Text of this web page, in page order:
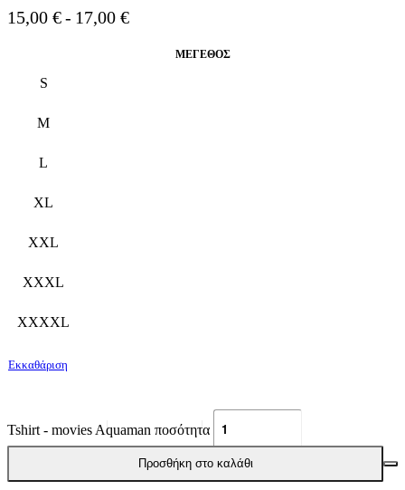
15,00 € 17,00 €
ΜΈΓΕΘΟΣ
S
M
L
XL
XXL
XXXL
XXXXL
Εκκαθάριση
Tshirt - movies Aquaman ποσότητα
Προσθήκη στο καλάθι